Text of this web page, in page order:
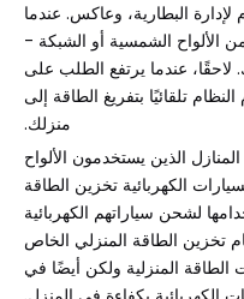
لإدارة البطارية، وعاكس. عندما
الألواح الشمسية أو الشبكة -
عندما يرتفع الطلب على
تلقائيًا بتفريغ الطاقة إلى
منزلك.
الذين يستخدمون الألواح
الكهربائية تخزين الطاقة
لشحن سياراتهم الكهربائية
تخزين الطاقة المنزلي الخاص
الطاقة المنزلية ولكن أيضًا في